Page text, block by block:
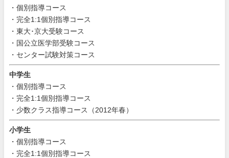
・個別指導コース
・完全1:1個別指導コース
・東大･京大受験コース
・国公立医学部受験コース
・センター試験対策コース
中学生
・個別指導コース
・完全1:1個別指導コース
・少数クラス指導コース（2012年春）
小学生
・個別指導コース
・完全1:1個別指導コース